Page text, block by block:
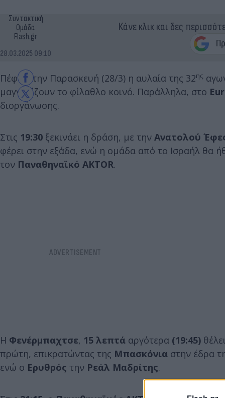
Συντακτική
Ομάδα
Flash.gr
28.03.2025 09:10
Κάνε κλικ και δες
Πέφτει την Παρασκευή (28/3) η αυλαία της 32ης
μαγνητίζουν το φίλαθλο κοινό. Παράλληλα, στο
διοργάνωσης.
Στις 19:30 ξεκινάει η δράση, με την Ανατολού
φέρει στην εξάδα, ενώ η ομάδα από το Ισραήλ θα
τον Παναθηναϊκό AKTOR.
H Φενέρμπαχτσε, 15 λεπτά αργότερα (19:45)
πρώτη, επικρατώντας της Μπασκόνια στην έδρα
ενώ ο Ερυθρός την Ρεάλ Μαδρίτης.